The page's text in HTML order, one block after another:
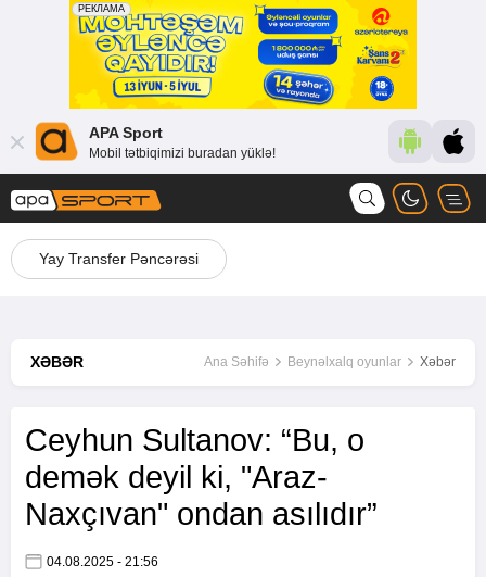
APA Sport
Mobil tətbiqimizi buradan yüklə!
Yay Transfer Pəncərəsi
XƏBƏR Ana Səhifə Beynəlxalq oyunlar Xəbər
Ceyhun Sultanov: “Bu, o
demək deyil ki, "Araz-
Naxçıvan" ondan asılıdır”
04.08.2025 - 21:56